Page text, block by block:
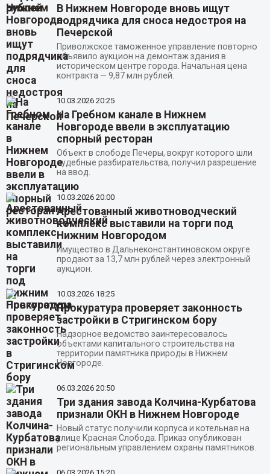
В Нижнем Новгороде вновь ищут
подрядчика для сноса недостроя на
Печерской
Приволжское таможенное управление повторно
объявило аукцион на демонтаж здания в
историческом центре города. Начальная цена
контракта — 9,87 млн рублей.
10.03.2026 20:25
На Гребном канале в Нижнем
Новгороде ввели в эксплуатацию
спорный ресторан
Объект в слободе Печеры, вокруг которого шли
судебные разбирательства, получил разрешение
на ввод.
10.03.2026 20:00
Арестованный животноводческий
комплекс выставили на торги под
Нижним Новгородом
Имущество в Дальнеконстантиновском округе
продают за 13,7 млн рублей через электронный
аукцион.
10.03.2026 18:25
Прокуратура проверяет законность
застройки в Стригинском бору
Надзорное ведомство заинтересовалось
объектами капитального строительства на
территории памятника природы в Нижнем
Новгороде.
06.03.2026 20:50
Три здания завода Колчина-Курбатова
признали ОКН в Нижнем Новгороде
Новый статус получили корпуса и котельная на
улице Красная Слобода. Приказ опубликован
региональным управлением охраны памятников.